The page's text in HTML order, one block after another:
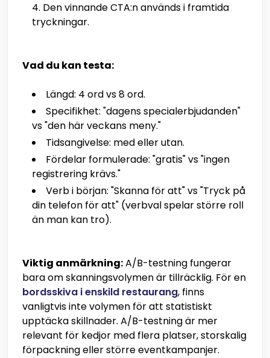
Den vinnande CTA:n används i framtida
tryckningar.
Vad du kan testa:
Längd: 4 ord vs 8 ord.
Specifikhet: "dagens specialerbjudanden"
vs "den här veckans meny."
Tidsangivelse: med eller utan.
Fördelar formulerade: "gratis" vs "ingen
registrering krävs."
Verb i början: "Skanna för att" vs "Tryck på
din telefon för att" (verbval spelar större roll
än man kan tro).
Viktig anmärkning:A/B-testning fungerar
bara om skanningsvolymen är tillräcklig. För en
bordsskiva i enskild restaurang, finns
vanligtvis inte volymen för att statistiskt
upptäcka skillnader. A/B-testning är mer
relevant för kedjor med flera platser, storskalig
förpackning eller större eventkampanjer.